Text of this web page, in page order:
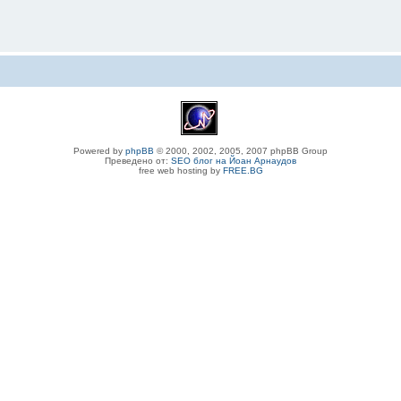
Powered by phpBB © 2000, 2002, 2005, 2007 phpBB Group
Преведено от: SEO блог на Йоан Арнаудов
free web hosting by FREE.BG